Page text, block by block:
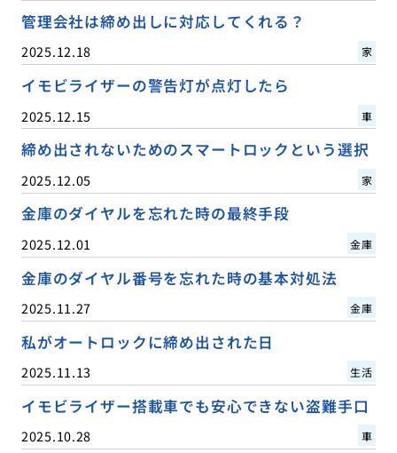
管理会社は締め出しに対応してくれる？
2025.12.18 家
イモビライザーの警告灯が点灯したら
2025.12.15 車
締め出されないためのスマートロックという選択
2025.12.05 家
金庫のダイヤルを忘れた時の最終手段
2025.12.01 金庫
金庫のダイヤル番号を忘れた時の基本対処法
2025.11.27 金庫
私がオートロックに締め出された日
2025.11.13 生活
イモビライザー搭載車でも安心できない盗難手口
2025.10.28 車